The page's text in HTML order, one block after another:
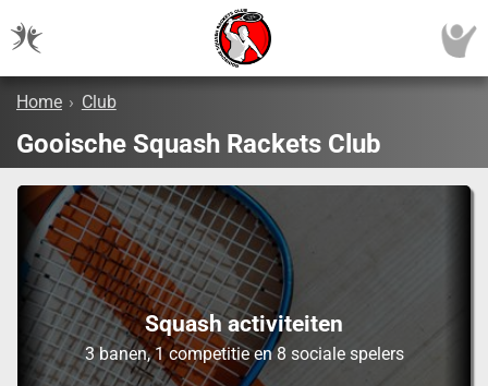
Home › Club
Gooische Squash Rackets Club
Squash activiteiten
3 banen, 1 competitie en 8 sociale spelers